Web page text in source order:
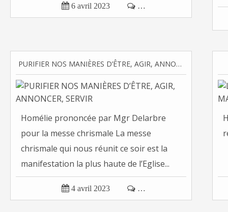
 6 avril 2023  …
PURIFIER NOS MANIÈRES D’ÊTRE, AGIR, ANNONCER, SERVIR
Homélie prononcée par Mgr Delarbre
pour la messe chrismale La messe
chrismale qui nous réunit ce soir est la
manifestation la plus haute de l’Eglise...
 4 avril 2023  …